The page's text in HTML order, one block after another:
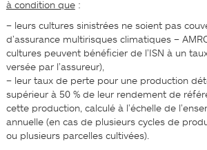
à condition que:
– leurs cultures sinistrées ne soient pas
d’assurance multirisques climatiques –
cultures peuvent bénéficier de l’ISN à un
versée par l’assureur),
– leur taux de perte pour une production
supérieur à 50 % de leur rendement de
cette production, calculé à l’échelle de
annuelle (en cas de plusieurs cycles de
ou plusieurs parcelles cultivées).